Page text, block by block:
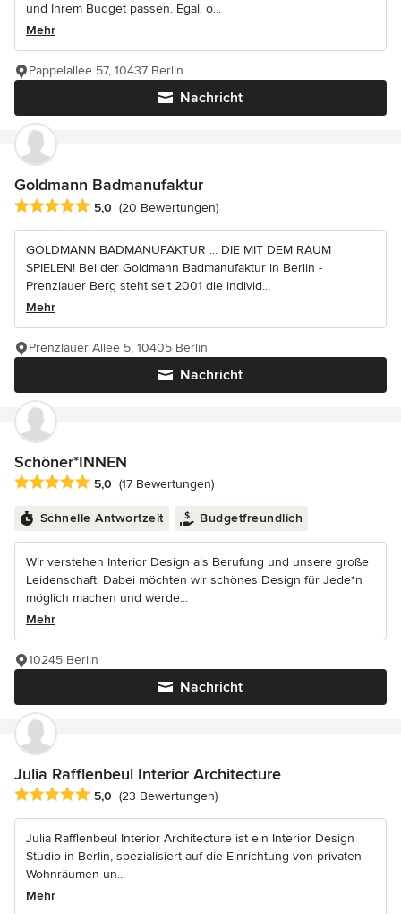
und Ihrem Budget passen. Egal, o...
Mehr
Nachricht
Pappelallee 57, 10437 Berlin
Goldmann Badmanufaktur
Durchschnittliche Bewertung: 5 von 5 Sternen
5,0 (20 Bewertungen)
GOLDMANN BADMANUFAKTUR ... DIE MIT DEM RAUM
SPIELEN! Bei der Goldmann Badmanufaktur in Berlin -
Prenzlauer Berg steht seit 2001 die individ...
Mehr
Nachricht
Prenzlauer Allee 5, 10405 Berlin
Schöner*INNEN
Durchschnittliche Bewertung: 5 von 5 Sternen
5,0 (17 Bewertungen)
Schnelle Antwortzeit Budgetfreundlich
Wir verstehen Interior Design als Berufung und unsere große
Leidenschaft. Dabei möchten wir schönes Design für Jede*n
möglich machen und werde...
Mehr
Nachricht
10245 Berlin
Julia Rafflenbeul Interior Architecture
Durchschnittliche Bewertung: 5 von 5 Sternen
5,0 (23 Bewertungen)
Julia Rafflenbeul Interior Architecture ist ein Interior Design
Studio in Berlin, spezialisiert auf die Einrichtung von privaten
Wohnräumen un...
Mehr